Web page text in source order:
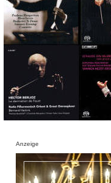
Anzeige